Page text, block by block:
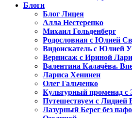
Блоги
Блог Лицея
Алла Нестеренко
Михаил Гольденберг
Родословная с Юлией
Видоискатель с Юлией
Вернисаж с Ириной
Валентина Калачёва.
Лариса Хенинен
Олег Гальченко
Культурный променад с
Путешествуем с Лидией
Лазурный Берег без